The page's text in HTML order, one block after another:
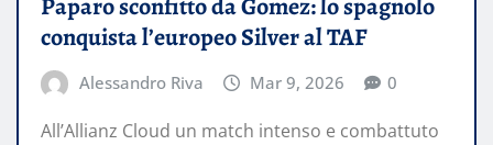
Paparo sconfitto da Gomez: lo spagnolo
conquista l’europeo Silver al TAF
Alessandro Riva Mar 9, 2026 0
All’Allianz Cloud un match intenso e combattuto